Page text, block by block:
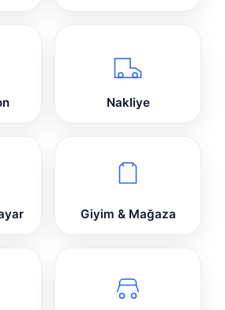
Nakliye
Giyim & Mağaza